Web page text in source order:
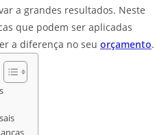
a grandes resultados. Neste
que podem ser aplicadas
a diferença no seu orçamento.